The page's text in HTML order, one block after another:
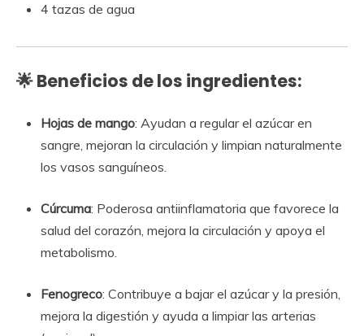
4 tazas de agua
🌟 Beneficios de los ingredientes:
Hojas de mango: Ayudan a regular el azúcar en
sangre, mejoran la circulación y limpian naturalmente
los vasos sanguíneos.
Cúrcuma: Poderosa antiinflamatoria que favorece la
salud del corazón, mejora la circulación y apoya el
metabolismo.
Fenogreco: Contribuye a bajar el azúcar y la presión,
mejora la digestión y ayuda a limpiar las arterias